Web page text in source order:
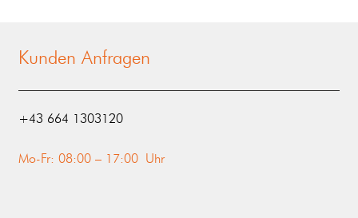
Kunden Anfragen
‭+43 664 1303120‬
Mo-Fr: 08:00 – 17:00 Uhr